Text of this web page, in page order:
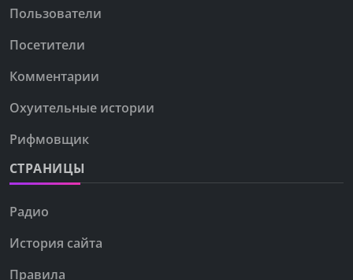
Пользователи
Посетители
Комментарии
Охуительные истории
Рифмовщик
СТРАНИЦЫ
Радио
История сайта
Правила